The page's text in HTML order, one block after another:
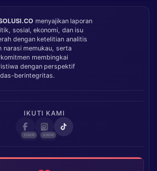
menyajikan laporan
sosial, ekonomi, dan isu
dengan ketelitian analitis
narasi memukau, serta
membingkai
dengan perspektif
berintegritas.
IKUTI KAMI